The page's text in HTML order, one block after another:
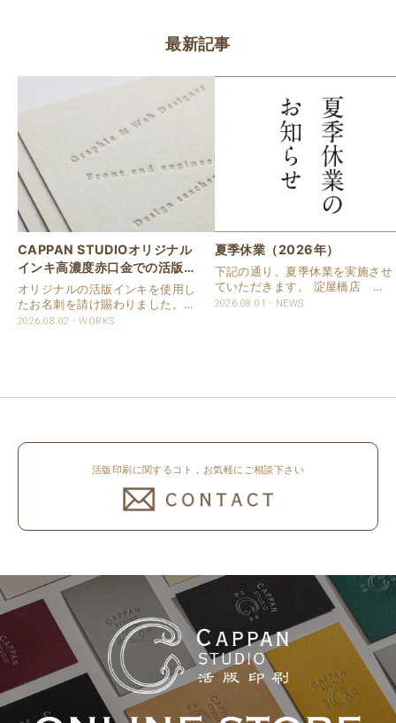
最新記事
CAPPAN STUDIOオリジナル
インキ高濃度赤口金での活版名
刺
オリジナルの活版インキを使用し
たお名刺を請け賜わりました。
用紙は新バフン紙Nのきぬを使用
2026.08.02 WORKS
夏季休業（2026年）
下記の通り、夏季休業を実施させ
ていただきます。 淀屋橋店 通
常営業いたします。 奈良店 8月
2026.08.01 NEWS
活版印刷に関するコト，お気軽にご相談下さい